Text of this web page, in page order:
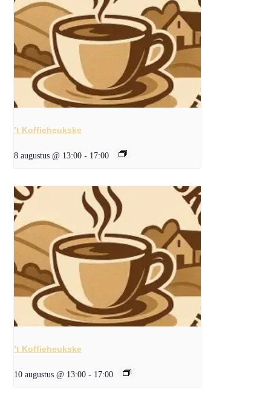
’t Koffieheukske
8 augustus @ 13:00 - 17:00
’t Koffieheukske
10 augustus @ 13:00 - 17:00